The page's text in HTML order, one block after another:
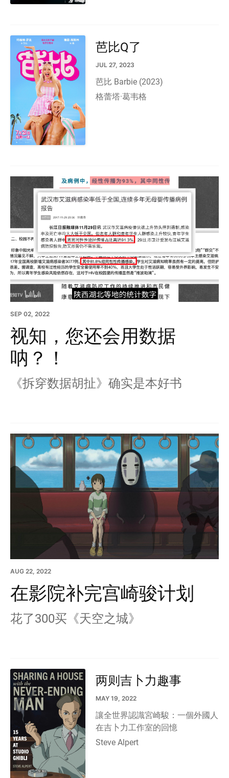
芭比Q了
JUL 27, 2023
芭比 Barbie (2023)
格蕾塔·葛韦格
SEP 02, 2022
视知，您还会用数据
呐？！
《拆穿数据胡扯》确实是本好书
AUG 22, 2022
在影院补完宫崎骏计划
花了300买《天空之城》
两则吉卜力趣事
MAY 19, 2022
讓全世界認識宮崎駿：一個外國人
在吉卜力工作室的回憶
Steve Alpert